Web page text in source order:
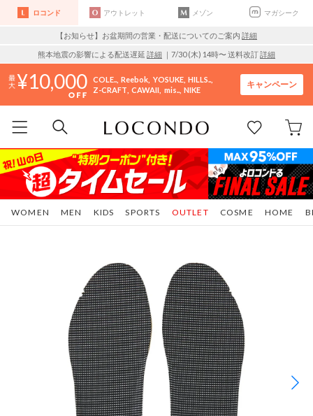
ロコンド アウトレット メゾン マガシーク
【お知らせ】お盆期間の営業・配送についてのご案内 詳細
熊本地震の影響による配送遅延 詳細 ｜7/30 (木) 14時〜 送料改訂詳細
10,000 COLE.. Reebok YOSUKE HILLS..
Z-CRAFT CAWAII mis.. NIKE
キャンペーン
WOMEN MEN KIDS SPORTS COSME HOME
OUTLET